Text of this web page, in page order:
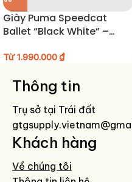
HƯỚNG DẪN BẢO QUẢN GIÀY
Lau sạch bụi bẩn sau mỗi lần sử
Tránh tiếp xúc lâu với nước và
Dùng lót giữ form nếu không sử
Giày Puma Speedcat
Ballet “Black White” –
Từ1.990.000₫
Thông tin
Trụ sở tại Trái đất
Khách hàng
Về chúng tôi